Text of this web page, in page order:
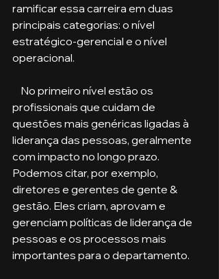
ramificar essa carreira em duas
principais categorias: o nível
estratégico-gerencial e o nível
operacional.
profissionais que cuidam de
questões mais genéricas ligadas à
liderança das pessoas, geralmente
com impacto no longo prazo.
Podemos citar, por exemplo,
diretores e gerentes de gente &
gestão. Eles criam, aprovam e
gerenciam políticas de liderança de
pessoas e os processos mais
importantes para o departamento.